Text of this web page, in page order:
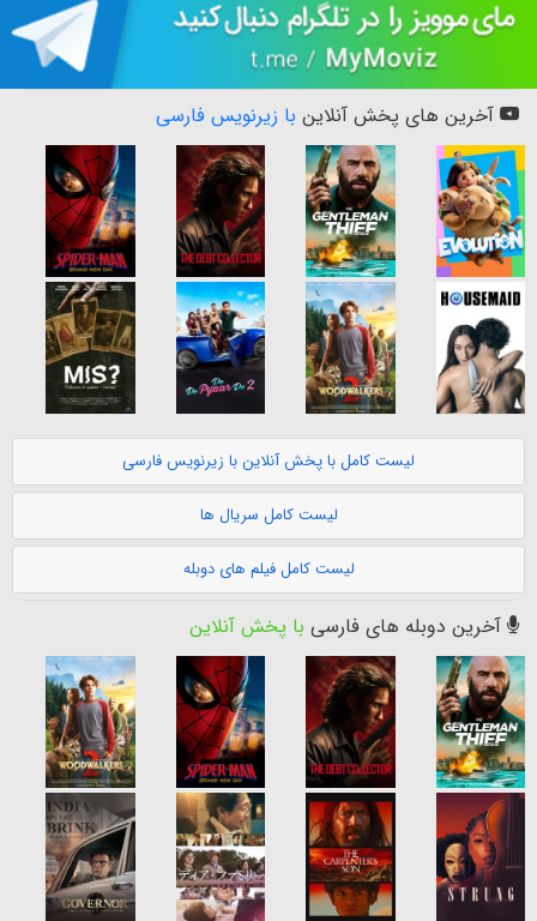
آخرین های پخش آنلاین با زیرنویس فارسی
لیست کامل با پخش آنلاین با زیرنویس فارسی
لیست کامل سریال ها
لیست کامل فیلم های دوبله
آخرین دوبله های فارسی با پخش آنلاین